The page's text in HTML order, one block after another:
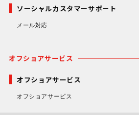
ソーシャルカスタマーサポート
メール対応
オフショアサービス
オフショアサービス
オフショアサービス